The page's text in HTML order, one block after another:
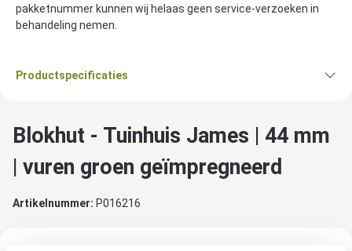
pakketnummer kunnen wij helaas geen service-verzoeken in
behandeling nemen.
Productspecificaties
Blokhut - Tuinhuis James | 44 mm
| vuren groen geïmpregneerd
Artikelnummer: P016216